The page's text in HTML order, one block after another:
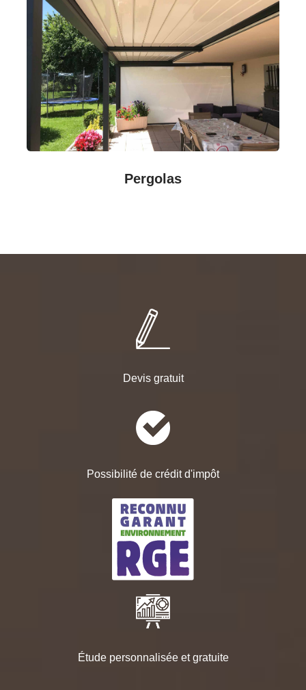
Pergolas
Devis gratuit
Possibilité de crédit d'impôt
Étude personnalisée et gratuite